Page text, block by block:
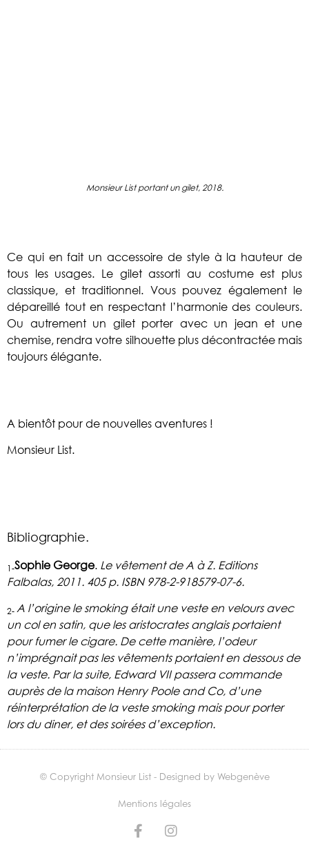
Monsieur List portant un gilet, 2018.
Ce qui en fait un accessoire de style à la hauteur de
tous les usages. Le gilet assorti au costume est plus
classique, et traditionnel. Vous pouvez également le
dépareillé tout en respectant l’harmonie des couleurs.
Ou autrement un gilet porter avec un jean et une
chemise, rendra votre silhouette plus décontractée mais
toujours élégante.
A bientôt pour de nouvelles aventures !
Monsieur List.
Bibliographie.
1-Sophie George. Le vêtement de A à Z. Editions
Falbalas, 2011. 405 p. ISBN 978-2-918579-07-6.
2- A l’origine le smoking était une veste en velours avec
un col en satin, que les aristocrates anglais portaient
pour fumer le cigare. De cette manière, l’odeur
n’imprégnait pas les vêtements portaient en dessous de
la veste. Par la suite, Edward VII passera commande
auprès de la maison Henry Poole and Co, d’une
réinterprétation de la veste smoking mais pour porter
lors du diner, et des soirées d’exception.
© Copyright Monsieur List - Designed by Webgenève
Mentions légales